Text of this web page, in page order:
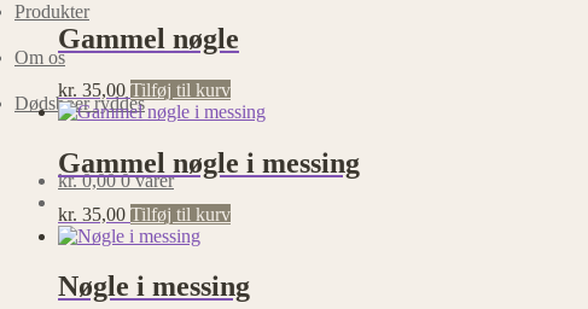
Produkter
Om os
Dødsboer ryddes
kr.0,00 0 varer
Gammel nøgle
kr. 35,00 Tilføj til kurv
Gammel nøgle i messing
kr. 35,00 Tilføj til kurv
Nøgle i messing